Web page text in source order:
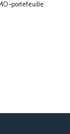
portefeuille